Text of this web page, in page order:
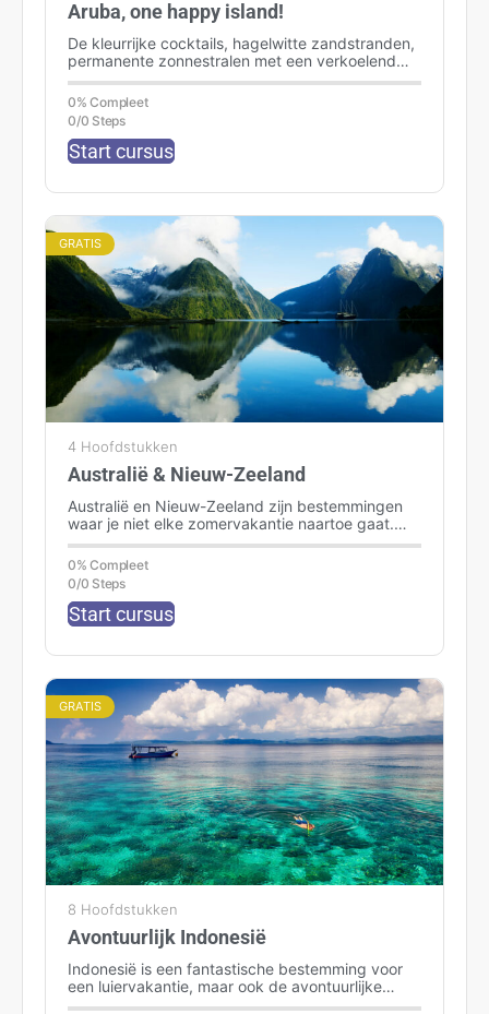
Aruba, one happy island!
De kleurrijke cocktails, hagelwitte zandstranden,
permanente zonnestralen met een verkoelend
briesje en de vrolijke, vriendelijke bevolking zijn
slechts een paar…
0% Compleet
0/0 Steps
Start cursus
GRATIS
4 Hoofdstukken
Australië & Nieuw-Zeeland
Australië en Nieuw-Zeeland zijn bestemmingen
waar je niet elke zomervakantie naartoe gaat.
Sterker nog, voor de meeste mensen is het een
‘Once in…
0% Compleet
0/0 Steps
Start cursus
GRATIS
8 Hoofdstukken
Avontuurlijk Indonesië
Indonesië is een fantastische bestemming voor
een luiervakantie, maar ook de avontuurlijke
reiziger is hier helemaal op z’n plek. Bedwing…